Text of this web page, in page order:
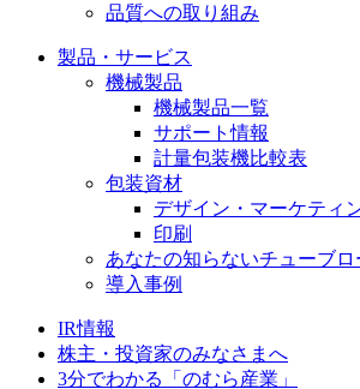
品質への取り組み
製品・サービス
機械製品
機械製品一覧
サポート情報
計量包装機比較表
包装資材
デザイン・マーケティ
印刷
あなたの知らないチューブロ
導入事例
IR情報
株主・投資家のみなさまへ
3分でわかる「のむら産業」